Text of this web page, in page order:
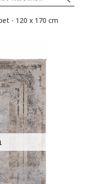
- 120 x 170 cm